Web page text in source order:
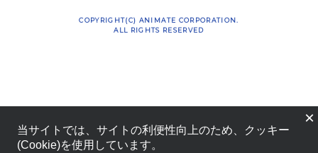
COPYRIGHT(C) ANIMATE CORPORATION.
ALL RIGHTS RESERVED
×
当サイトでは、サイトの利便性向上のため、クッキー
(Cookie)を使用しています。